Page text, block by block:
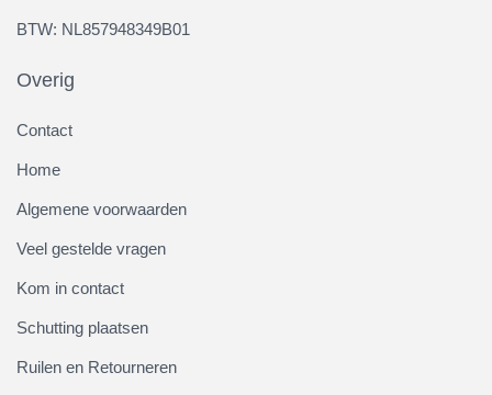
BTW: NL857948349B01
Overig
Contact
Home
Algemene voorwaarden
Veel gestelde vragen
Kom in contact
Schutting plaatsen
Ruilen en Retourneren